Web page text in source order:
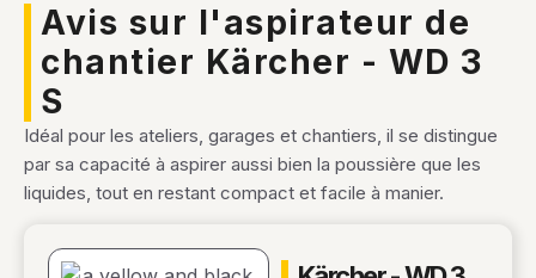
Avis sur l'aspirateur de
chantier Kärcher - WD 3
S
Idéal pour les ateliers, garages et chantiers, il se distingue
par sa capacité à aspirer aussi bien la poussière que les
liquides, tout en restant compact et facile à manier.